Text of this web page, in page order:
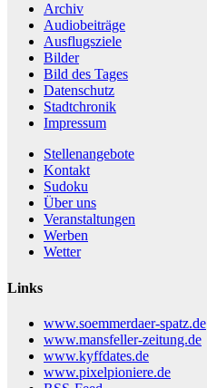
Archiv
Audiobeiträge
Ausflugsziele
Bilder
Bild des Tages
Datenschutz
Stadtchronik
Impressum
Stellenangebote
Kontakt
Sudoku
Über uns
Veranstaltungen
Werben
Wetter
Links
www.soemmerdaer-spatz.de
www.mansfeller-zeitung.de
www.kyffdates.de
www.pixelpioniere.de